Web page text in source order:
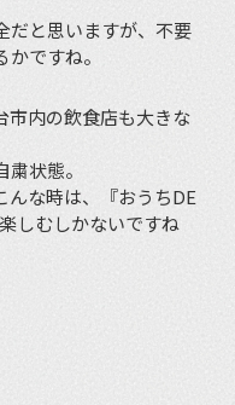
だと思いますが、不要
ですね。
市内の飲食店も大きな
状態。
んな時は、『おうちDE
しむしかないですね